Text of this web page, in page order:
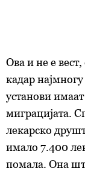
Ова и не е
кадар најмногу
установи
миграцијата.
лекарско
имало 7.400
помала. Она